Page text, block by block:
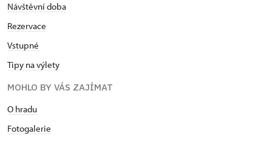
Návštěvní doba
Rezervace
Vstupné
Tipy na výlety
MOHLO BY VÁS ZAJÍMAT
O hradu
Fotogalerie